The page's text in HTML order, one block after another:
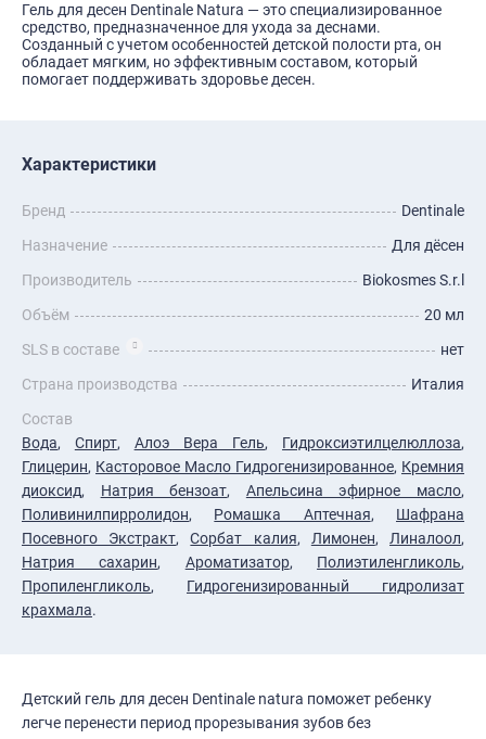
Гель для десен Dentinale Natura — это специализированное
средство, предназначенное для ухода за деснами.
Созданный с учетом особенностей детской полости рта, он
обладает мягким, но эффективным составом, который
помогает поддерживать здоровье десен.
Характеристики
Бренд
Dentinale
Назначение
Для дёсен
Производитель
Biokosmes S.r.l
Объём
20 мл
SLS в составе
нет
Страна производства
Италия
Состав
Вода, Спирт, Алоэ Вера Гель, Гидроксиэтилцелюллоза,
Глицерин, Касторовое Масло Гидрогенизированное, Кремния
диоксид, Натрия бензоат, Апельсина эфирное масло,
Поливинилпирролидон, Ромашка Аптечная, Шафрана
Посевного Экстракт,Сорбат калия, Лимонен, Линалоол,
Натрия сахарин, Ароматизатор, Полиэтиленгликоль,
Пропиленгликоль, Гидрогенизированный гидролизат
крахмала.
Детский гель для десен Dentinale natura поможет ребенку
легче перенести период прорезывания зубов без